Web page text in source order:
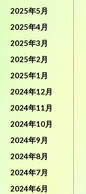
2025年5月
2025年4月
2025年3月
2025年2月
2025年1月
2024年12月
2024年11月
2024年10月
2024年9月
2024年8月
2024年7月
2024年6月